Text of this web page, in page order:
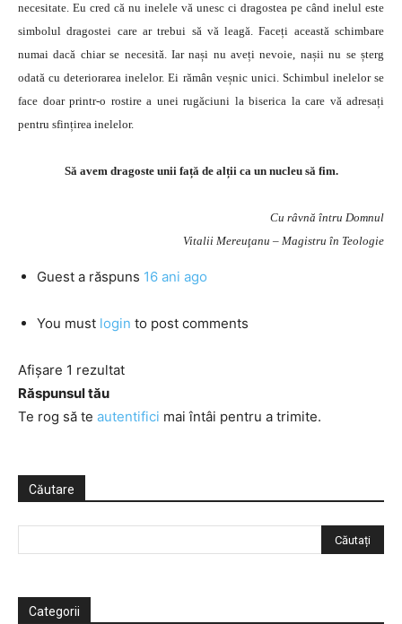
necesitate. Eu cred că nu inelele vă unesc ci dragostea pe când inelul este
simbolul dragostei care ar trebui să vă leagă. Faceți această schimbare
numai dacă chiar se necesită. Iar nași nu aveți nevoie, nașii nu se șterg
odată cu deteriorarea inelelor. Ei rămân veșnic unici. Schimbul inelelor se
face doar printr-o rostire a unei rugăciuni la biserica la care vă adresați
pentru sfințirea inelelor.
Să avem dragoste unii față de alții ca un nucleu să fim.
Cu râvnă întru Domnul
Vitalii Mereuţanu – Magistru în Teologie
Guest a răspuns 16 ani ago
You must login to post comments
Afișare 1 rezultat
Răspunsul tău
Te rog să te autentifici mai întâi pentru a trimite.
Căutare
Categorii